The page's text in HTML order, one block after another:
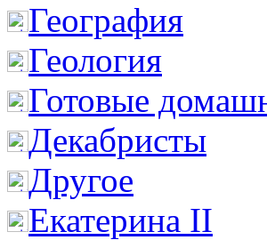
География
Геология
Готовые
Декабристы
Другое
Екатерина II